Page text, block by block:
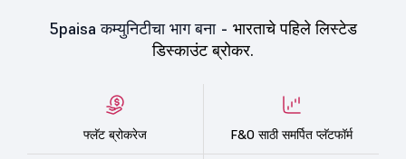
5paisa कम्युनिटीचा भाग बना - भारताचे पहिले लिस्टेड
डिस्काउंट ब्रोकर.
फ्लॅट ब्रोकरेज F&O साठी समर्पित प्लॅटफॉर्म